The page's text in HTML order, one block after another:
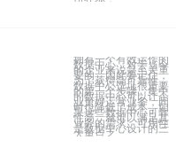
拥有一个有效运作的
数据中心，对于当今
的企业来说是至关重
要的，因此要记住，
为了获得高可靠性，
数据中心选址很重要
的第一个步骤。集中
的数据中心可以让企
业更好运营业务，同
时也降低了成本，如
果这些数据中心可靠
性高，就可以满足其
业务的需求。可用性
是数据中心设计的三
大重点之